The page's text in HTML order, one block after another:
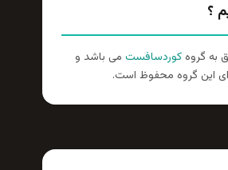
؟
به گروهکوردسافست می باشد و
این گروه محفوظ است.